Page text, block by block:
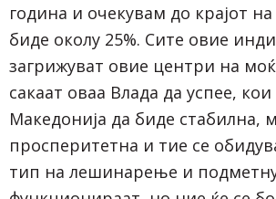
година и очекувам до крајот
биде околу 25%. Сите овие
загрижуват овие центри на
сакаат оваа Влада да успее,
Македонија да биде стабилна,
просперитетна и тие се
тип на лешинарење и